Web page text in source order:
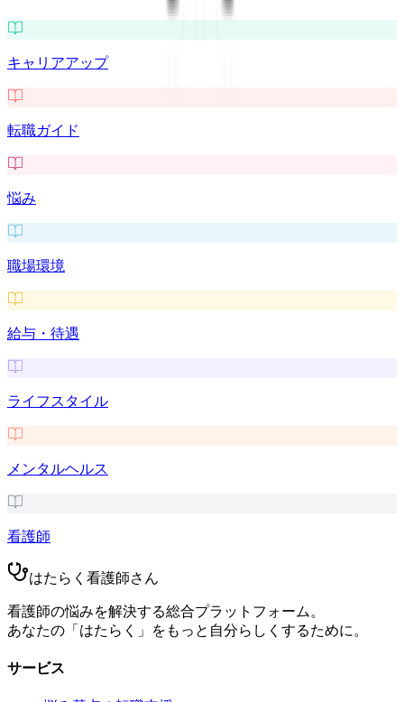
キャリアアップ
転職ガイド
悩み
職場環境
給与・待遇
ライフスタイル
メンタルヘルス
看護師
はたらく看護師さん
看護師の悩みを解決する総合プラットフォーム。
あなたの「はたらく」をもっと自分らしくするために。
サービス